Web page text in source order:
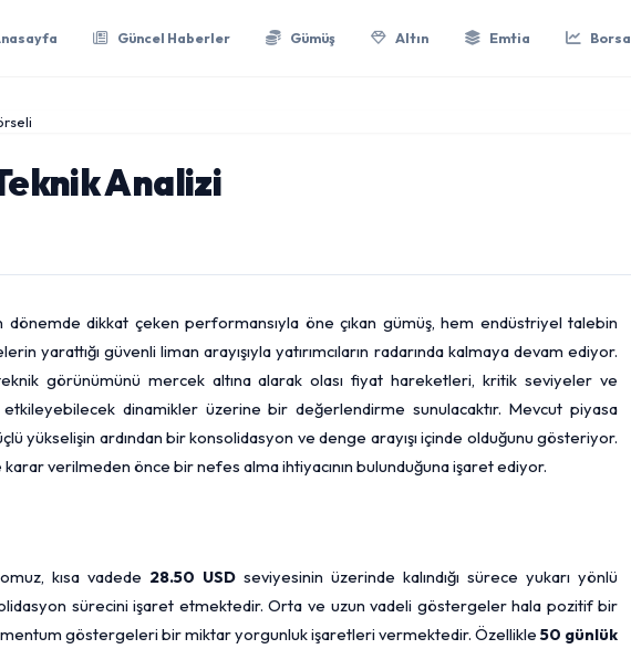
Güncel Haberler Gümüş Altın Emtia Borsa
Analizi
dönemde dikkat çeken performansıyla öne çıkan gümüş, hem endüstriyel talebin
yarattığı güvenli liman arayışıyla yatırımcıların radarında kalmaya devam ediyor.
görünümünü mercek altına alarak olası fiyat hareketleri, kritik seviyeler ve
dinamikler üzerine bir değerlendirme sunulacaktır. Mevcut piyasa
yükselişin ardından bir konsolidasyon ve denge arayışı içinde olduğunu gösteriyor.
verilmeden önce bir nefes alma ihtiyacının bulunduğuna işaret ediyor.
kısa vadede 28.50 USD seviyesinin üzerinde kalındığı sürece yukarı yönlü
sürecini işaret etmektedir. Orta ve uzun vadeli göstergeler hala pozitif bir
göstergeleri bir miktar yorgunluk işaretleri vermektedir. Özellikle50 günlük